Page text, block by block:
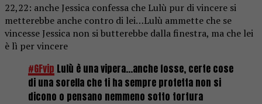
22,22: anche Jessica confessa che Lulù pur di vincere si
metterebbe anche contro di lei…Lulù ammette che se
vincesse Jessica non si butterebbe dalla finestra, ma che lei
è lì per vincere
#GFvip Lulù è una vipera…anche fosse, certe cose
di una sorella che ti ha sempre protetta non si
dicono o pensano nemmeno sotto tortura